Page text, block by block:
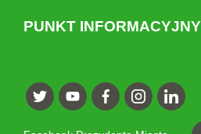
PUNKT INFORMACYJNY